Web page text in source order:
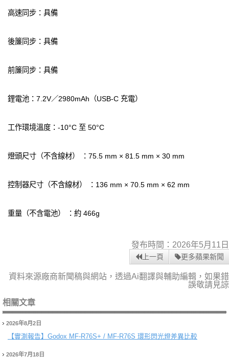
高速同步：具備
後簾同步：具備
前簾同步：具備
鋰電池：7.2V／2980mAh（USB-C 充電）
工作環境溫度：-10°C 至 50°C
燈頭尺寸（不含線材） ：75.5 mm × 81.5 mm × 30 mm
控制器尺寸（不含線材） ：136 mm × 70.5 mm × 62 mm
重量（不含電池） ：約 466g
發布時間：2026年5月11日
上一頁 更多蘋果新聞
資料來源廠商新聞稿與網站，透過Ai翻譯與輔助編輯，如果錯
誤敬請見諒
相關文章
2026年8月2日
【實測報告】 Godox MF-R76S+ / MF-R76S 環形閃光燈差異比較
2026年7月18日